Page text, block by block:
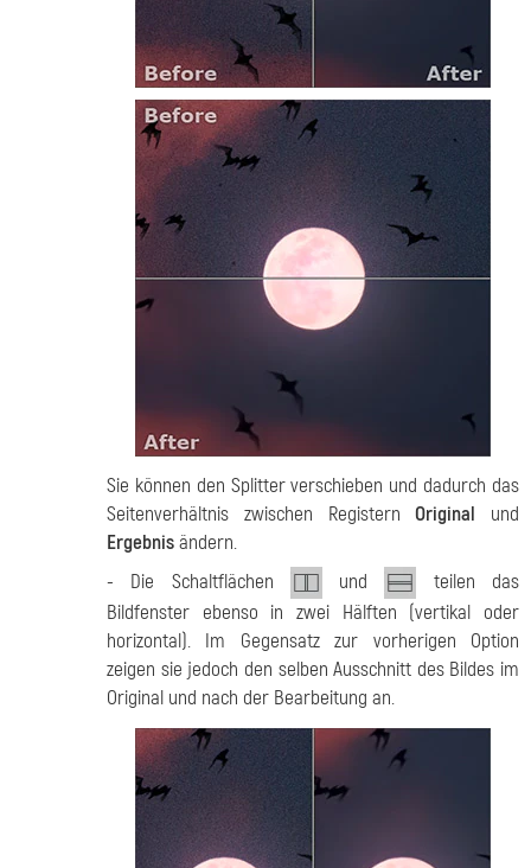
Sie können den Splitter verschieben und dadurch das
Seitenverhältnis zwischen RegisternOriginal und
Ergebnisändern.
- Die Schaltflächen
und
teilen das
Bildfenster ebenso in zwei Hälften (vertikal oder
horizontal). Im Gegensatz zur vorherigen Option
zeigen sie jedoch den selben Ausschnitt des Bildes im
Original und nach der Bearbeitung an.